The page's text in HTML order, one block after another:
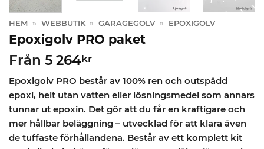
HEM » WEBBUTIK » GARAGEGOLV » EPOXIGOLV
Epoxigolv PRO paket
Från 5 264kr
Epoxigolv PRO består av 100% ren och outspädd
epoxi, helt utan vatten eller lösningsmedel som annars
tunnar ut epoxin. Det gör att du får en kraftigare och
mer hållbar beläggning – utvecklad för att klara även
de tuffaste förhållandena. Består av ett komplett kit